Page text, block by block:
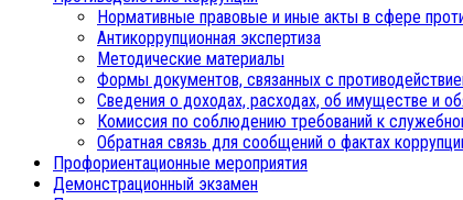
Нормативные правовые и иные акты в сфере
Антикоррупционная экспертиза
Методические материалы
Формы документов, связанных с
Сведения о доходах, расходах, об имуществе и
Комиссия по соблюдению требований к
Обратная связь для сообщений о фактах
Профориентационные мероприятия
Демонстрационный экзамен